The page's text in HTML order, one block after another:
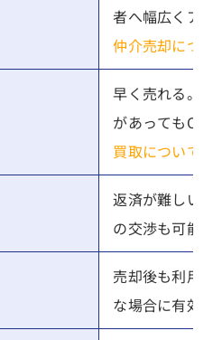
者へ幅広くア
仲介売却につ
早く売れる。
があってもOK
買取について
返済が難しい
の交渉も可能
売却後も利用
な場合に有効